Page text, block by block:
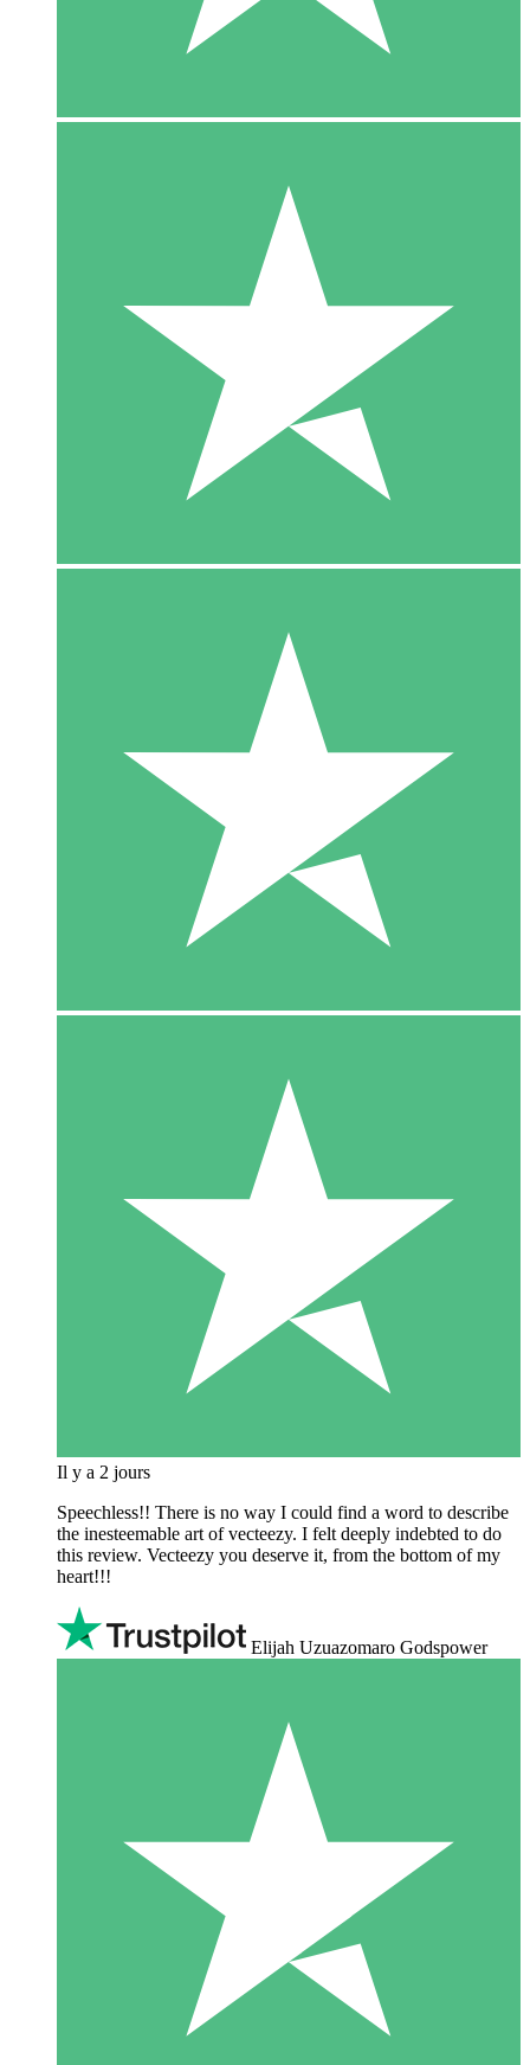
Il y a 2 jours
Speechless!! There is no way I could find a word to describe
the inesteemable art of vecteezy. I felt deeply indebted to do
this review. Vecteezy you deserve it, from the bottom of my
heart!!!
Elijah Uzuazomaro Godspower